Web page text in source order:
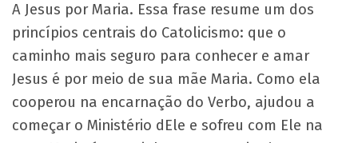
A Jesus por Maria. Essa frase resume um dos
princípios centrais do Catolicismo: que o
caminho mais seguro para conhecer e amar
Jesus é por meio de sua mãe Maria. Como ela
cooperou na encarnação do Verbo, ajudou a
começar o Ministério dEle e sofreu com Ele na